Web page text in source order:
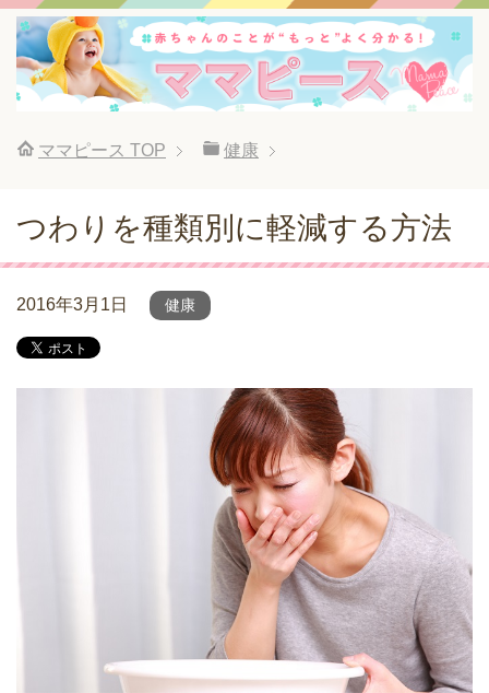
ママピース TOP 健康
つわりを種類別に軽減する方法
2016年3月1日 健康